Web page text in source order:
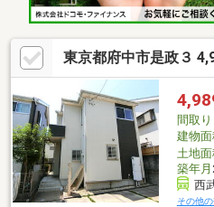
東京都府中市是政３
間取り
建物
土地
築年月
西
その他